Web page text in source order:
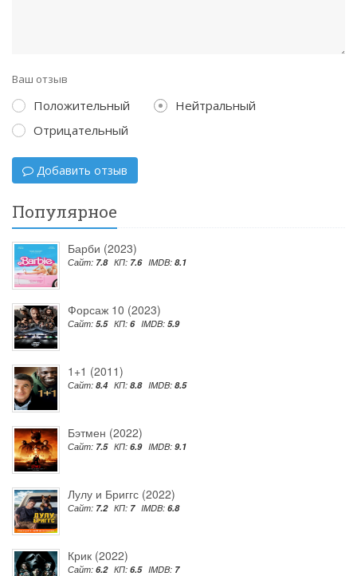
Ваш отзыв
Положительный
Нейтральный
Отрицательный
Добавить отзыв
Популярное
Барби (2023)
Сайт: 7.8 КП: 7.6 IMDB: 8.1
Форсаж 10 (2023)
Сайт: 5.5 КП: 6 IMDB: 5.9
1+1 (2011)
Сайт: 8.4 КП: 8.8 IMDB: 8.5
Бэтмен (2022)
Сайт: 7.5 КП: 6.9 IMDB: 9.1
Лулу и Бриггс (2022)
Сайт: 7.2 КП: 7 IMDB: 6.8
Крик (2022)
Сайт: 6.2 КП: 6.5 IMDB: 7